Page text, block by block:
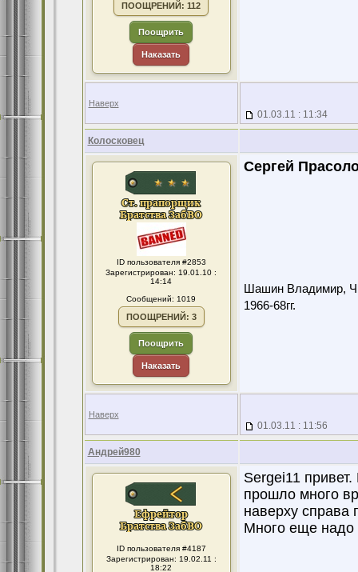
ПООЩРЕНИЙ: 112
Поощрить
Наказать
Наверх
01.03.11 : 11:34
Колосковец
ID пользователя #2853
Зарегистрирован: 19.01.10 :
14:14
Сообщений: 1019
ПООЩРЕНИЙ: 3
Поощрить
Наказать
Сергей
Шашин Владимир,
1966-68гг.
Наверх
01.03.11 : 11:56
Андрей980
ID пользователя #4187
Зарегистрирован: 19.02.11 :
18:22
Sergei11
прошло много
наверху
Много еще надо